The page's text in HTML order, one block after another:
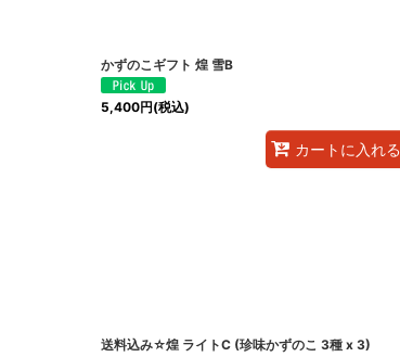
かずのこギフト 煌 雪B
5,400円(税込)
カートに入れる
送料込み☆煌 ライトC (珍味かずのこ 3種 x 3)